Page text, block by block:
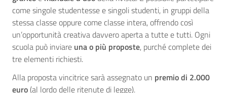
come singole studentesse e singoli studenti, in gruppi della
stessa classe oppure come classe intera, offrendo così
un’opportunità creativa davvero aperta a tutte e tutti. Ogni
scuola può inviare una o più proposte, purché complete dei
tre elementi richiesti.
Alla proposta vincitrice sarà assegnato un premio di 2.000
euro (al lordo delle ritenute di legge).